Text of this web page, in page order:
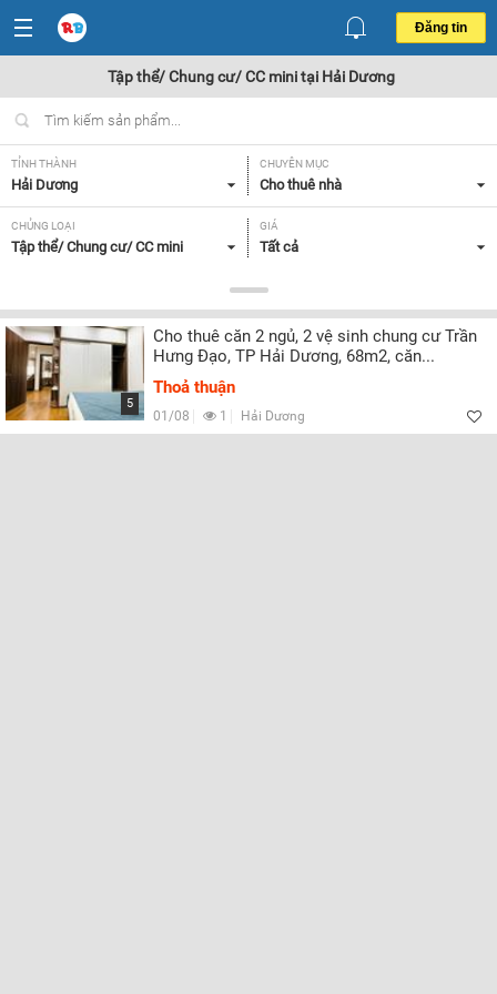
Đăng tin
Tập thể/ Chung cư/ CC mini tại Hải Dương
TỈNH THÀNH
Hải Dương
CHUYÊN MỤC
Cho thuê nhà
CHỦNG LOẠI
Tập thể/ Chung cư/ CC mini
GIÁ
Tất cả
Tất cả
SỐ PHÒNG NGỦ
Tất cả
TIỆN ÍCH
Tất cả
Lọc
5
Cho thuê căn 2 ngủ, 2 vệ sinh chung cư Trần
Hưng Đạo, TP Hải Dương, 68m2, căn...
Thoả thuận
01/08 1 Hải Dương